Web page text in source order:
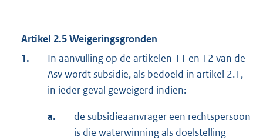
Artikel 2.5 Weigeringsgronden
1.
In aanvulling op de artikelen 11 en 12 van de
Asv wordt subsidie, als bedoeld in artikel 2.1,
in ieder geval geweigerd indien:
a.
de subsidieaanvrager een rechtspersoon
is die waterwinning als doelstelling